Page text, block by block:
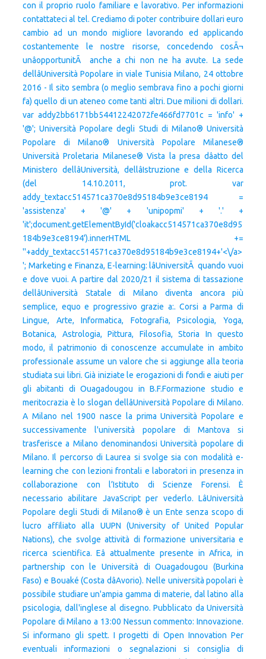
con il proprio ruolo familiare e lavorativo. Per informazioni
contattateci al tel. Crediamo di poter contribuire dollari euro
cambio ad un mondo migliore lavorando ed applicando
costantemente le nostre risorse, concedendo cosÃ¬
unâopportunitÃ anche a chi non ne ha avute. La sede
dellâUniversità Popolare in viale Tunisia Milano, 24 ottobre
2016 - Il sito sembra (o meglio sembrava fino a pochi giorni
fa) quello di un ateneo come tanti altri. Due milioni di dollari.
var addy2bb6171bb54412242072fe466fd7701c = 'info' +
'@'; Università Popolare degli Studi di Milano® Università
Popolare di Milano® Università Popolare Milanese®
Università Proletaria Milanese® Vista la presa dâatto del
Ministero dellâUniversità, dellâIstruzione e della Ricerca
(del 14.10.2011, prot. var
addy_textacc514571ca370e8d95184b9e3ce8194 =
'assistenza' + '@' + 'unipopmi' + '.' +
'it';document.getElementById('cloakacc514571ca370e8d95
184b9e3ce8194').innerHTML +=
''+addy_textacc514571ca370e8d95184b9e3ce8194+'<\/a>
'; Marketing e Finanza, E-learning: lâUniversitÃ quando vuoi
e dove vuoi. A partire dal 2020/21 il sistema di tassazione
dellâUniversità Statale di Milano diventa ancora più
semplice, equo e progressivo grazie a:. Corsi a Parma di
Lingue, Arte, Informatica, Fotografia, Psicologia, Yoga,
Botanica, Astrologia, Pittura, Filosofia, Storia In questo
modo, il patrimonio di conoscenze accumulate in ambito
professionale assume un valore che si aggiunge alla teoria
studiata sui libri. Già iniziate le erogazioni di fondi e aiuti per
gli abitanti di Ouagadougou in B.F.Formazione studio e
meritocrazia è lo slogan dellâUniversità Popolare di Milano.
A Milano nel 1900 nasce la prima Università Popolare e
successivamente l'università popolare di Mantova si
trasferisce a Milano denominandosi Università popolare di
Milano. Il percorso di Laurea si svolge sia con modalità e-
learning che con lezioni frontali e laboratori in presenza in
collaborazione con l’Istituto di Scienze Forensi. È
necessario abilitare JavaScript per vederlo. LâUniversità
Popolare degli Studi di Milano® è un Ente senza scopo di
lucro affiliato alla UUPN (University of United Popular
Nations), che svolge attività di formazione universitaria e
ricerca scientifica. Eâ attualmente presente in Africa, in
partnership con le Università di Ouagadougou (Burkina
Faso) e Bouaké (Costa dâAvorio). Nelle università popolari è
possibile studiare un'ampia gamma di materie, dal latino alla
psicologia, dall'inglese al disegno. Pubblicato da Università
Popolare di Milano a 13:00 Nessun commento: Innovazione.
Si informano gli spett. I progetti di Open Innovation Per
eventuali informazioni o segnalazioni si consiglia di